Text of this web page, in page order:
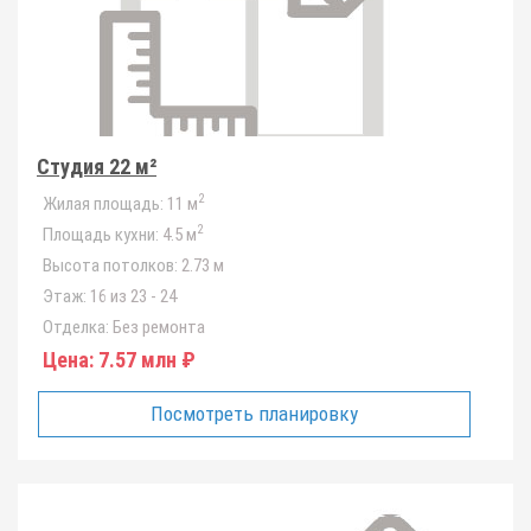
Студия 22 м²
Жилая площадь: 11 м2
Площадь кухни: 4.5 м2
Высота потолков: 2.73 м
Этаж: 16 из 23 - 24
Отделка: Без ремонта
Цена: 7.57 млн ₽
Посмотреть планировку